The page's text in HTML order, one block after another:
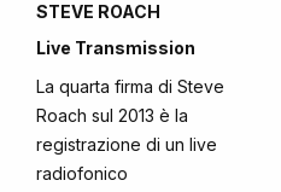
STEVE ROACH
Live Transmission
La quarta firma di Steve
Roach sul 2013 è la
registrazione di un live
radiofonico